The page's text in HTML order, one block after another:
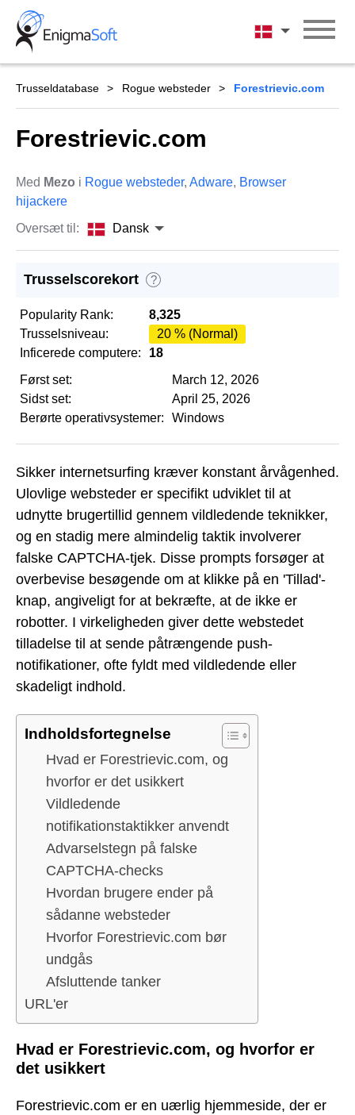
Skip
content
Dansk
Trusseldatabase Rogue websteder Forestrievic.com
Forestrievic.com
Med Mezo i Rogue websteder, Adware, Browser
hijackere
Oversæt til:
Dansk
Trusselscorekort ?
Popularity Rank:
8,325
Trusselsniveau:
20 % (Normal)
Inficerede computere:
18
Først set:
March 12, 2026
Sidst set:
April 25, 2026
Berørte operativsystemer:
Windows
Sikker internetsurfing kræver konstant årvågenhed.
Ulovlige websteder er specifikt udviklet til at
udnytte brugertillid gennem vildledende teknikker,
og en stadig mere almindelig taktik involverer
falske CAPTCHA-tjek. Disse prompts forsøger at
overbevise besøgende om at klikke på en 'Tillad'-
knap, angiveligt for at bekræfte, at de ikke er
robotter. I virkeligheden giver dette webstedet
tilladelse til at sende påtrængende push-
notifikationer, ofte fyldt med vildledende eller
skadeligt indhold.
Indholdsfortegnelse
Hvad er Forestrievic.com, og
hvorfor er det usikkert
Vildledende
notifikationstaktikker anvendt
Advarselstegn på falske
CAPTCHA-checks
Hvordan brugere ender på
sådanne websteder
Hvorfor Forestrievic.com bør
undgås
Afsluttende tanker
URL'er
Hvad er Forestrievic.com, og hvorfor er
det usikkert
Forestrievic.com er en uærlig hjemmeside, der er